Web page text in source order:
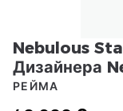
Nebulous
Дизайнера
РЕЙМА